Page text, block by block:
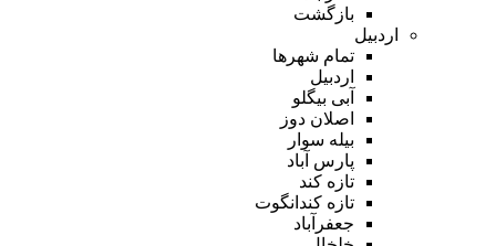
بازگشت
اردبیل
تمام شهر‌ها
اردبیل
آبی بیگلو
اصلان دوز
بیله سوار
پارس آباد
تازه کند
تازه کندانگوت
جعفرآباد